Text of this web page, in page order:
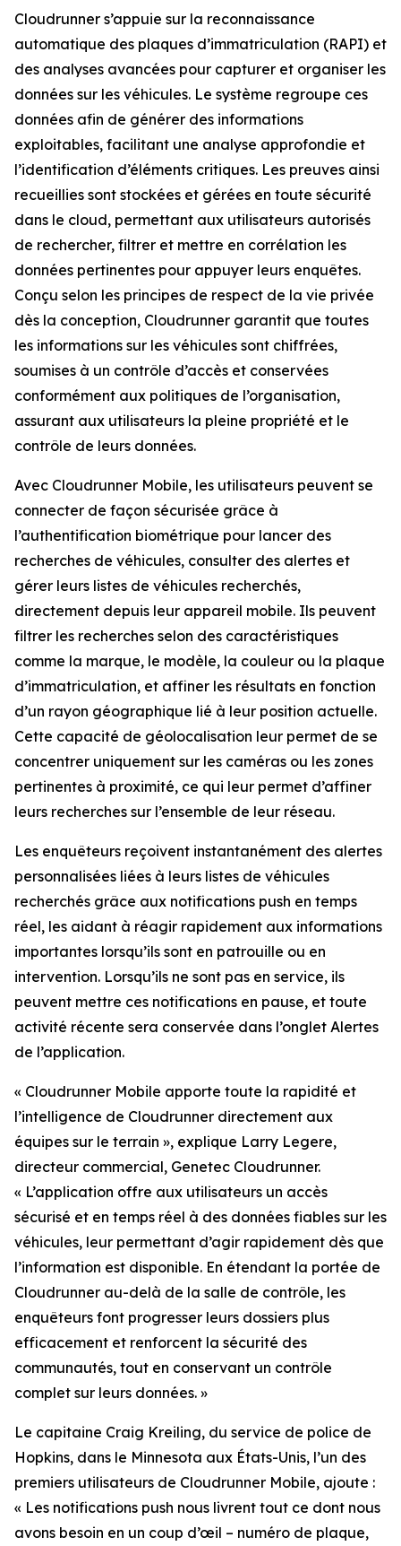
Cloudrunner s’appuie sur la reconnaissance
automatique des plaques d’immatriculation (RAPI) et
des analyses avancées pour capturer et organiser les
données sur les véhicules. Le système regroupe ces
données afin de générer des informations
exploitables, facilitant une analyse approfondie et
l’identification d’éléments critiques. Les preuves ainsi
recueillies sont stockées et gérées en toute sécurité
dans le cloud, permettant aux utilisateurs autorisés
de rechercher, filtrer et mettre en corrélation les
données pertinentes pour appuyer leurs enquêtes.
Conçu selon les principes de respect de la vie privée
dès la conception, Cloudrunner garantit que toutes
les informations sur les véhicules sont chiffrées,
soumises à un contrôle d’accès et conservées
conformément aux politiques de l’organisation,
assurant aux utilisateurs la pleine propriété et le
contrôle de leurs données.
Avec Cloudrunner Mobile, les utilisateurs peuvent se
connecter de façon sécurisée grâce à
l’authentification biométrique pour lancer des
recherches de véhicules, consulter des alertes et
gérer leurs listes de véhicules recherchés,
directement depuis leur appareil mobile. Ils peuvent
filtrer les recherches selon des caractéristiques
comme la marque, le modèle, la couleur ou la plaque
d’immatriculation, et affiner les résultats en fonction
d’un rayon géographique lié à leur position actuelle.
Cette capacité de géolocalisation leur permet de se
concentrer uniquement sur les caméras ou les zones
pertinentes à proximité, ce qui leur permet d’affiner
leurs recherches sur l’ensemble de leur réseau.
Les enquêteurs reçoivent instantanément des alertes
personnalisées liées à leurs listes de véhicules
recherchés grâce aux notifications push en temps
réel, les aidant à réagir rapidement aux informations
importantes lorsqu’ils sont en patrouille ou en
intervention. Lorsqu’ils ne sont pas en service, ils
peuvent mettre ces notifications en pause, et toute
activité récente sera conservée dans l’onglet Alertes
de l’application.
« Cloudrunner Mobile apporte toute la rapidité et
l’intelligence de Cloudrunner directement aux
équipes sur le terrain », explique Larry Legere,
directeur commercial, Genetec Cloudrunner.
« L’application offre aux utilisateurs un accès
sécurisé et en temps réel à des données fiables sur les
véhicules, leur permettant d’agir rapidement dès que
l’information est disponible. En étendant la portée de
Cloudrunner au-delà de la salle de contrôle, les
enquêteurs font progresser leurs dossiers plus
efficacement et renforcent la sécurité des
communautés, tout en conservant un contrôle
complet sur leurs données. »
Le capitaine Craig Kreiling, du service de police de
Hopkins, dans le Minnesota aux États-Unis, l’un des
premiers utilisateurs de Cloudrunner Mobile, ajoute :
« Les notifications push nous livrent tout ce dont nous
avons besoin en un coup d’œil – numéro de plaque,